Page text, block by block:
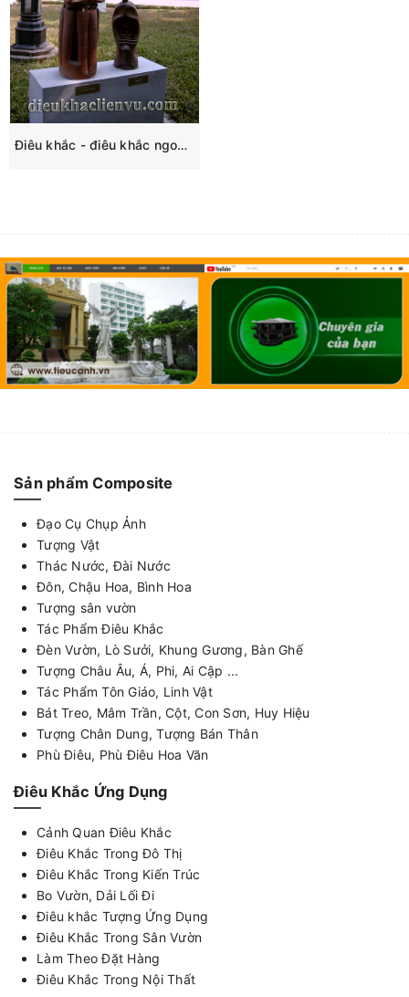
Điêu khắc - điêu khắc ngoài trời
Sản phẩm Composite
Đạo Cụ Chụp Ảnh
Tượng Vật
Thác Nước, Đài Nước
Đôn, Chậu Hoa, Bình Hoa
Tượng sân vườn
Tác Phẩm Điêu Khắc
Đèn Vườn, Lò Sưởi, Khung Gương, Bàn Ghế
Tượng Châu Âu, Á, Phi, Ai Cập ...
Tác Phẩm Tôn Giáo, Linh Vật
Bát Treo, Mâm Trần, Cột, Con Sơn, Huy Hiệu
Tượng Chân Dung, Tượng Bán Thân
Phù Điêu, Phù Điêu Hoa Văn
Điêu Khắc Ứng Dụng
Cảnh Quan Điêu Khắc
Điêu Khắc Trong Đô Thị
Điêu Khắc Trong Kiến Trúc
Bo Vườn, Dải Lối Đi
Điêu khắc Tượng Ứng Dụng
Điêu Khắc Trong Sân Vườn
Làm Theo Đặt Hàng
Điêu Khắc Trong Nội Thất